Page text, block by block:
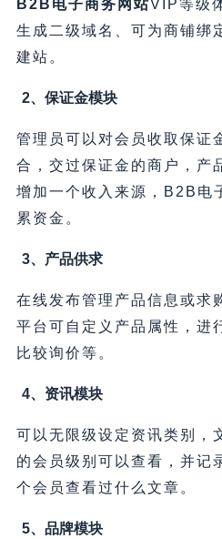
B2B电子商务网站VIP等级
生成二级域名、可为商铺绑
建站。
2、保证金模块
管理员可以对会员收取保证
合，交过保证金的商户，产
增加一个收入来源，B2B电
累资金。
3、产品供求
在线发布管理产品信息或求
平台可自定义产品属性，进
比较询价等。
4、资讯模块
可以无限级设定资讯类别，
的会员级别可以查看，并记
个会员查看过什么文章。
5、品牌模块